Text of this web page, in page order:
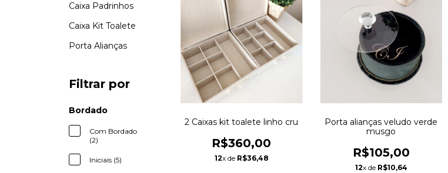
Caixa Padrinhos
Caixa Kit Toalete
Porta Alianças
Filtrar por
Bordado
Com Bordado
(2)
Iniciais (5)
2 Caixas kit toalete linho cru
R$360,00
12x de R$36,48
Porta alianças veludo verde
musgo
R$105,00
12x de R$10,64